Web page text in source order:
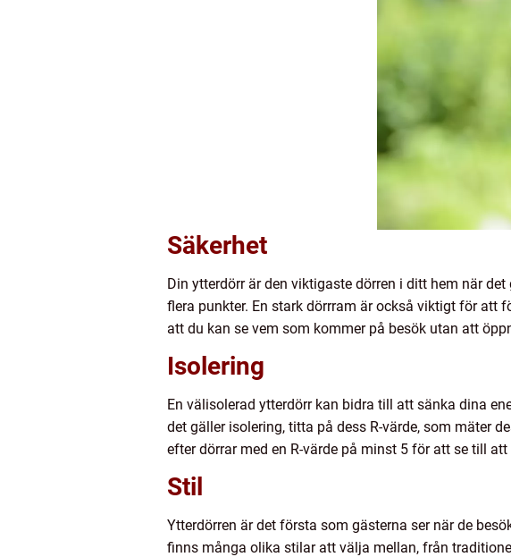
Säkerhet
Din ytterdörr är den viktigaste dörren i ditt hem när
flera punkter. En stark dörrram är också viktigt för att
att du kan se vem som kommer på besök utan att
Isolering
En välisolerad ytterdörr kan bidra till att sänka dina
det gäller isolering, titta på dess R-värde, som mäter
efter dörrar med en R-värde på minst 5 för att se till
Stil
Ytterdörren är det första som gästerna ser när de
finns många olika stilar att välja mellan, från